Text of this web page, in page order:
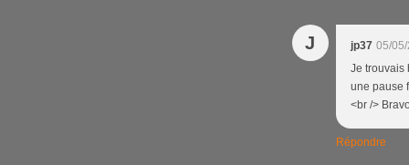
J jp37 05/
Je trouvais
une pause
<br />
Répondre